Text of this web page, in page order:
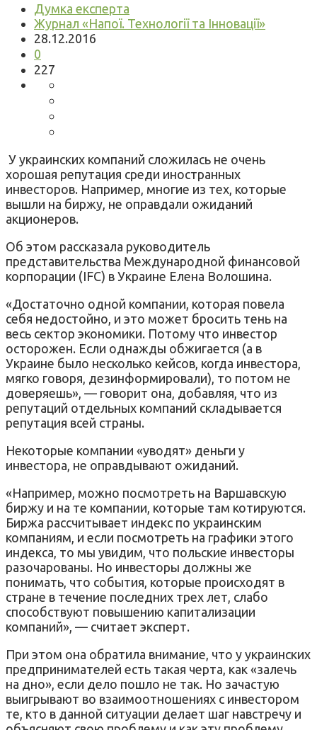
Думка експерта
Журнал «Напої. Технології та Інновації»
28.12.2016
0
227
У украинских компаний сложилась не очень
хорошая репутация среди иностранных
инвесторов. Например, многие из тех, которые
вышли на биржу, не оправдали ожиданий
акционеров.
Об этом рассказала руководитель
представительства Международной финансовой
корпорации (IFC) в Украине Елена Волошина.
«Достаточно одной компании, которая повела
себя недостойно, и это может бросить тень на
весь сектор экономики. Потому что инвестор
осторожен. Если однажды обжигается (а в
Украине было несколько кейсов, когда инвестора,
мягко говоря, дезинформировали), то потом не
доверяешь», — говорит она, добавляя, что из
репутаций отдельных компаний складывается
репутация всей страны.
Некоторые компании «уводят» деньги у
инвестора, не оправдывают ожиданий.
«Например, можно посмотреть на Варшавскую
биржу и на те компании, которые там котируются.
Биржа рассчитывает индекс по украинским
компаниям, и если посмотреть на графики этого
индекса, то мы увидим, что польские инвесторы
разочарованы. Но инвесторы должны же
понимать, что события, которые происходят в
стране в течение последних трех лет, слабо
способствуют повышению капитализации
компаний», — считает эксперт.
При этом она обратила внимание, что у украинских
предпринимателей есть такая черта, как «залечь
на дно», если дело пошло не так. Но зачастую
выигрывают во взаимоотношениях с инвестором
те, кто в данной ситуации делает шаг навстречу и